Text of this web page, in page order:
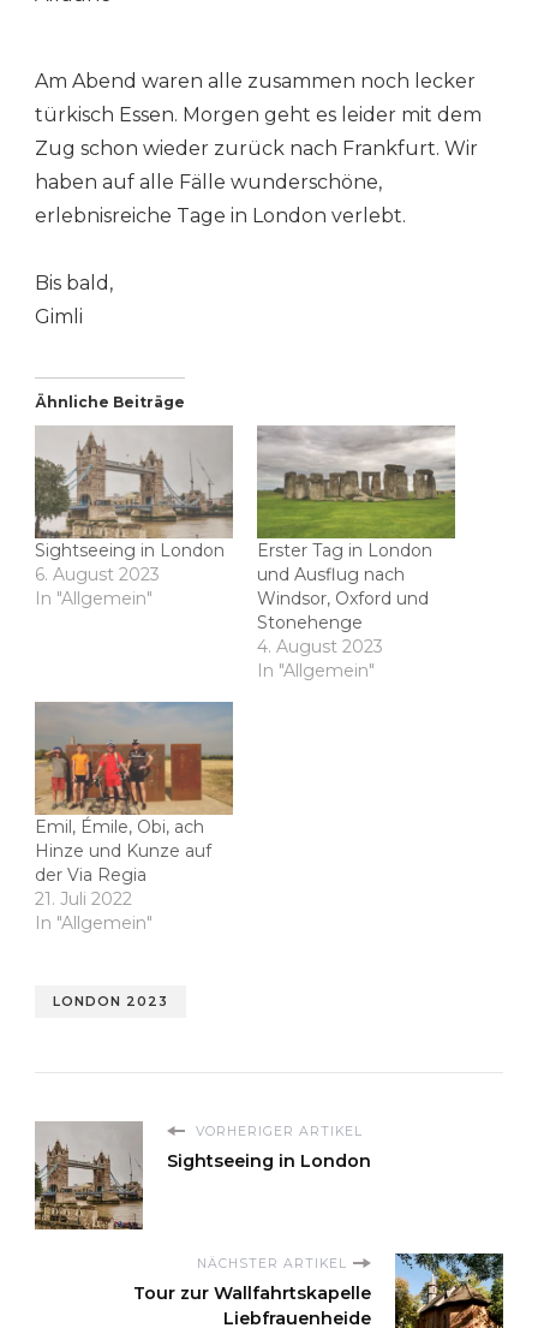
Am Abend waren alle zusammen noch lecker
türkisch Essen. Morgen geht es leider mit dem
Zug schon wieder zurück nach Frankfurt. Wir
haben auf alle Fälle wunderschöne,
erlebnisreiche Tage in London verlebt.
Bis bald,
Gimli
Ähnliche Beiträge
Sightseeing in London
6. August 2023
In "Allgemein"
Erster Tag in London
und Ausflug nach
Windsor, Oxford und
Stonehenge
4. August 2023
In "Allgemein"
Emil, Émile, Obi, ach
Hinze und Kunze auf
der Via Regia
21. Juli 2022
In "Allgemein"
LONDON 2023
VORHERIGER ARTIKEL
Sightseeing in London
NÄCHSTER ARTIKEL
Tour zur Wallfahrtskapelle
Liebfrauenheide